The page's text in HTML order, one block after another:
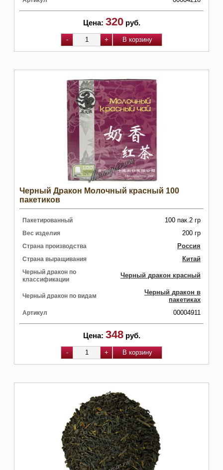
Цена: 320 руб.
Черный Дракон Молочный красный 100
пакетиков
Пакетированный 100 пак.2 гр
Вес изделия 200 гр
Страна производства Россия
Страна выращивания Китай
Черный дракон по
классификации
Черный дракон красный
Черный дракон по видам
Черный дракон в
пакетиках
Артикул 00004911
Цена: 348 руб.